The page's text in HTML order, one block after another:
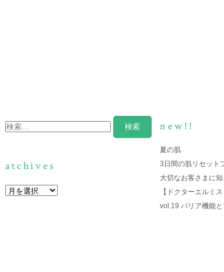
new!!
夏の肌
3日間の肌リセット
大切なお客さまに
【ドクターエルミ
vol.19 バリア機能
atchives